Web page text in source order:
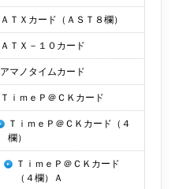
ＡＴＸカード（ＡＳＴ８欄）
ＡＴＸ－１０カード
アマノタイムカード
ＴｉｍｅＰ＠ＣＫカード
ＴｉｍｅＰ＠ＣＫカード（４
欄）
ＴｉｍｅＰ＠ＣＫカード
（４欄）Ａ